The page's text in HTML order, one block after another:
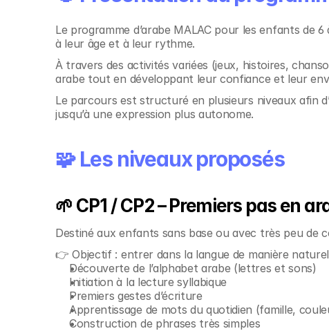
Le programme d’arabe MALAC pour les enfants de
à leur âge et à leur rythme.
À travers des activités variées (jeux, histoires,
arabe tout en développant leur confiance et leur
Le parcours est structuré en plusieurs niveaux afin
jusqu’à une expression plus autonome.
🧩 Les niveaux proposés
🌱 CP1 / CP2 – Premiers pas en
Destiné aux enfants sans base ou avec très peu de
👉 Objectif : entrer dans la langue de manière
Découverte de l’alphabet arabe (lettres et sons)
Initiation à la lecture syllabique
Premiers gestes d’écriture
Apprentissage de mots du quotidien (famille,
Construction de phrases très simples